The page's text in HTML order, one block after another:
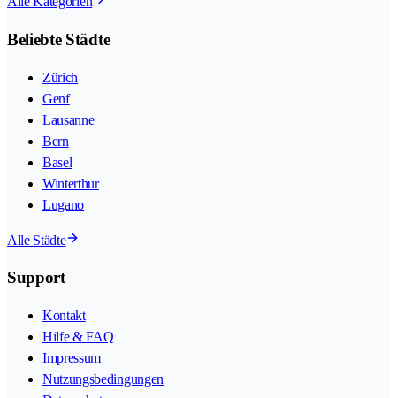
Beliebte Städte
Zürich
Genf
Lausanne
Bern
Basel
Winterthur
Lugano
Alle Städte
Support
Kontakt
Hilfe & FAQ
Impressum
Nutzungsbedingungen